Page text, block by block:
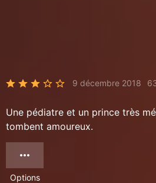
9 décembre 2018
Une pédiatre et un prince très
tombent amoureux.
Options